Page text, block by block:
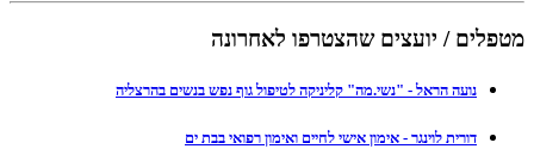
מטפלים / יועצים שהצטרפו לאחרונה
נועה הראל - "נשי.מה" קליניקה לטיפול גוף נפש בנשים בהרצליה
דורית לוינגר - אימון אישי לחיים ואימון רפואי בבת ים